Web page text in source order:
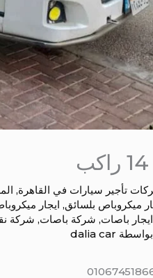
تأجير سيارات في القاهرة,
ميكروباص بلسائق, ايجار
باصات, شركة باصات, شركة
dalia car